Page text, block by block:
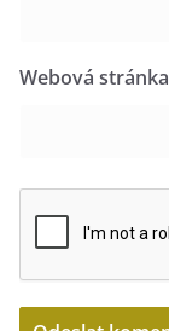
Webová stránka